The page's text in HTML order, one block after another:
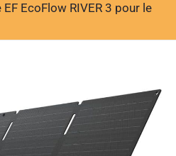
EcoFlow RIVER 3 pour le